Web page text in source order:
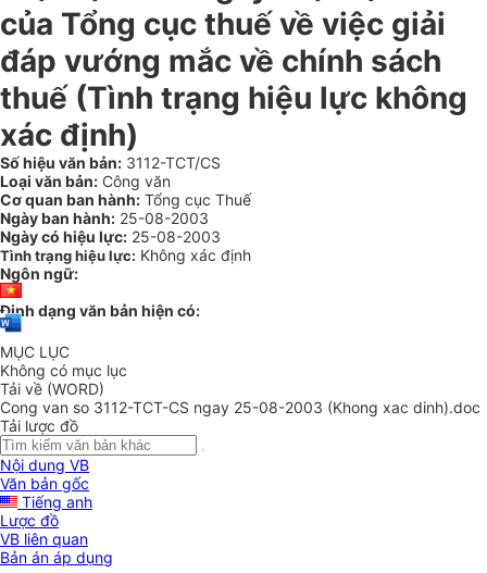
của Tổng cục thuế về việc giải
đáp vướng mắc về chính sách
thuế (Tình trạng hiệu lực không
xác định)
Số hiệu văn bản: 3112-TCT/CS
Loại văn bản: Công văn
Cơ quan ban hành: Tổng cục Thuế
Ngày ban hành: 25-08-2003
Ngày có hiệu lực: 25-08-2003
Tình trạng hiệu lực: Không xác định
Ngôn ngữ:
Định dạng văn bản hiện có:
MỤC LỤC
Không có mục lục
Tải về (WORD)
Cong van so 3112-TCT-CS ngay 25-08-2003 (Khong xac dinh).doc
Tải lược đồ
Nội dung VB
Văn bản gốc
Tiếng anh
Lược đồ
VB liên quan
Bản án áp dụng